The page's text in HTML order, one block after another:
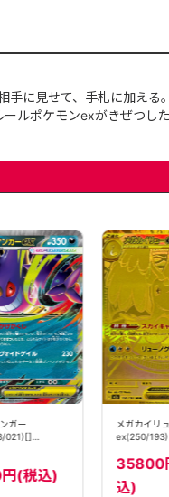
に見せて、手札に加え
ポケモンexがきぜつした
ガー
021)[]
(税込)
メガカイリ
ex(250/193)
35800
込)